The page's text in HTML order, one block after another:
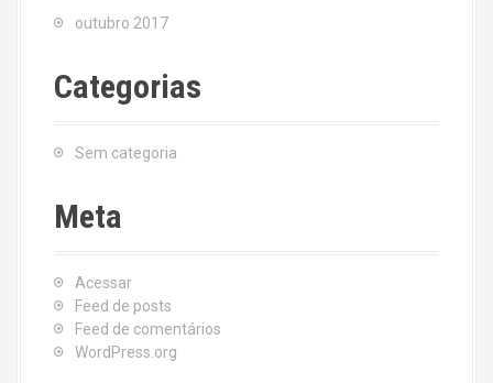
outubro 2017
Categorias
Sem categoria
Meta
Acessar
Feed de posts
Feed de comentários
WordPress.org